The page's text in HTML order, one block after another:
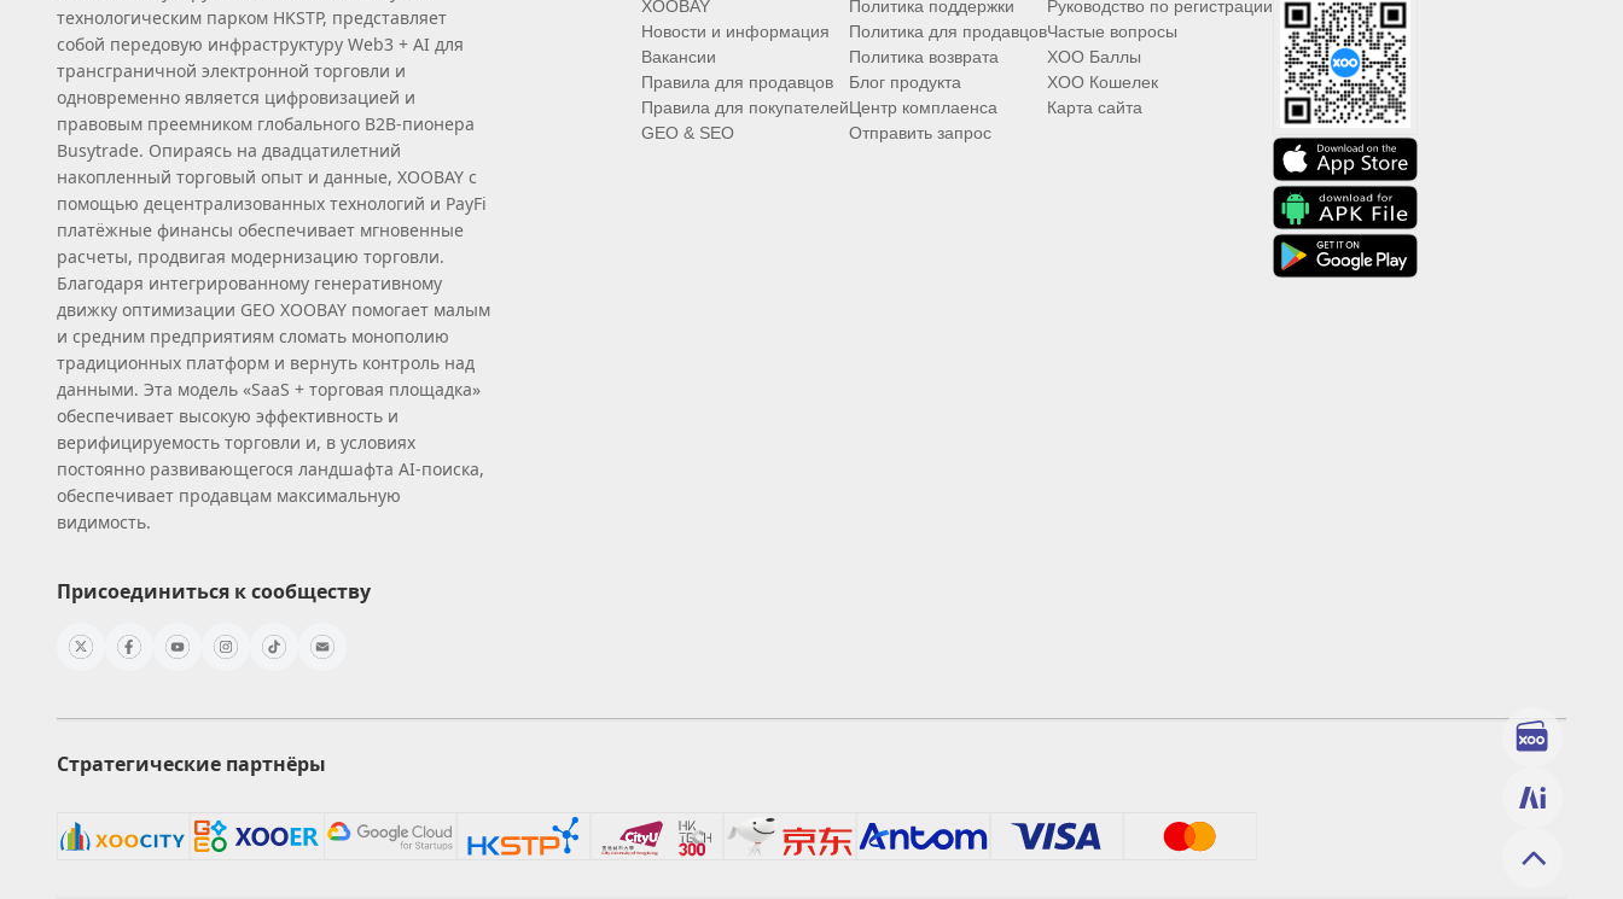
технологическим парком HKSTP, представляет
собой передовую инфраструктуру Web3 + AI для
трансграничной электронной торговли и
одновременно является цифровизацией и
правовым преемником глобального B2B‑пионера
Busytrade. Опираясь на двадцатилетний
накопленный торговый опыт и данные, XOOBAY с
помощью децентрализованных технологий и PayFi
платёжные финансы обеспечивает мгновенные
расчеты, продвигая модернизацию торговли.
Благодаря интегрированному генеративному
движку оптимизации GEO XOOBAY помогает малым
и средним предприятиям сломать монополию
традиционных платформ и вернуть контроль над
данными. Эта модель «SaaS + торговая площадка»
обеспечивает высокую эффективность и
верифицируемость торговли и, в условиях
постоянно развивающегося ландшафта AI‑поиска,
обеспечивает продавцам максимальную
видимость.
Присоединиться к сообществу
XOOBAY
Новости и информация
Вакансии
Правила для продавцов
Правила для покупателей
GEO & SEO
Политика поддержки
Политика для продавцов
Политика возврата
Блог продукта
Центр комплаенса
Отправить запрос
Руководство по регистрации
Частые вопросы
XOO Баллы
XOO Кошелек
Карта сайта
Стратегические партнёры